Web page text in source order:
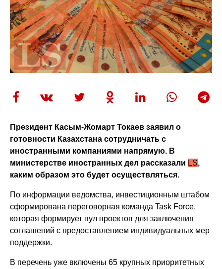
Президент Касым-Жомарт Токаев заявил о
готовности Казахстана сотрудничать с
иностранными компаниями напрямую. В
министерстве иностранных дел рассказали LS,
каким образом это будет осуществляться.
По информации ведомства, инвестиционным штабом
сформирована переговорная команда Task Force,
которая формирует пул проектов для заключения
соглашений с предоставлением индивидуальных мер
поддержки.
В перечень уже включены 65 крупных приоритетных